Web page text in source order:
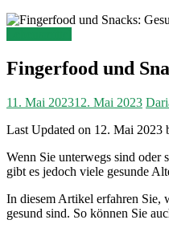
Fingerfood und
11. Mai 202312. Mai 2023
Last Updated on 12. Mai 2023
Wenn Sie unterwegs sind oder
gibt es jedoch viele gesunde
In diesem Artikel erfahren Sie,
gesund sind. So können Sie